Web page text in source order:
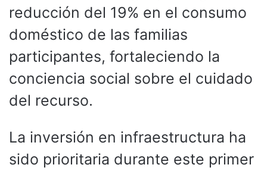
reducción del 19% en el consumo
doméstico de las familias
participantes, fortaleciendo la
conciencia social sobre el cuidado
del recurso.
La inversión en infraestructura ha
sido prioritaria durante este primer